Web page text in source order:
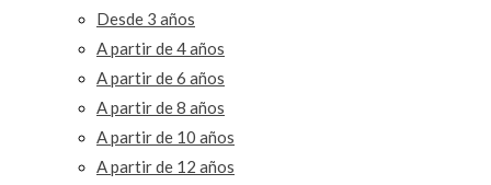
Desde 3 años
A partir de 4 años
A partir de 6 años
A partir de 8 años
A partir de 10 años
A partir de 12 años